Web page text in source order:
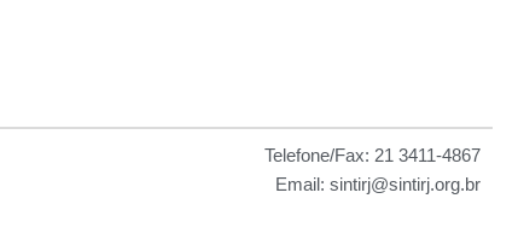
Telefone/Fax: 21 3411-4867
Email: sintirj@sintirj.org.br